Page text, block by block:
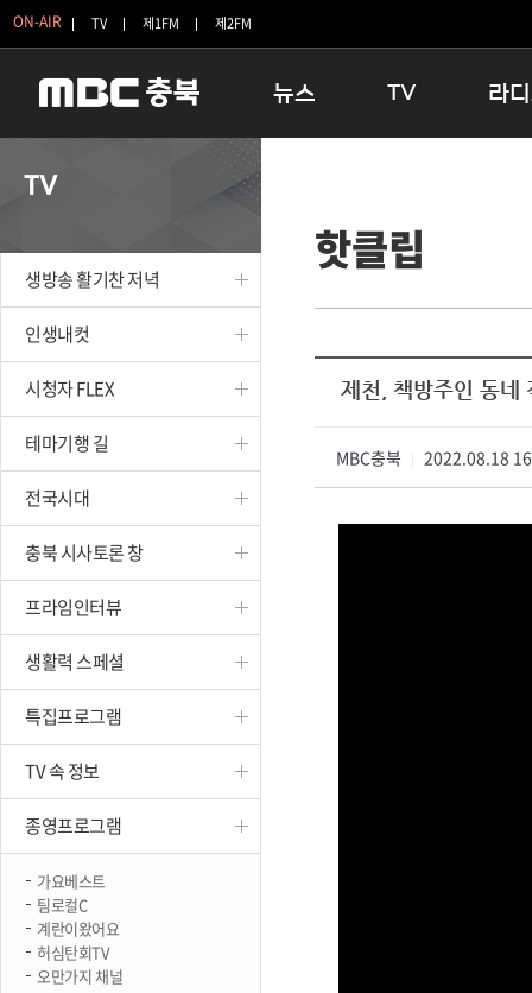
ON-AIR TV 제1FM 제2FM
뉴스
보은
옥천
TV
인생내컷
테마기행 길
시청자 FLEX
특집프로그램
종영프로그램
라
TV
생방송 활기찬 저녁
인생내컷
시청자 FLEX
테마기행 길
전국시대
충북 시사토론 창
프라임인터뷰
생활력 스페셜
특집프로그램
TV 속 정보
종영프로그램
가요베스트
팀로컬C
계란이왔어요
허심탄회TV
오만가지 채널
핫클립
제천, 책방주인 동네
MBC충북 2022.08.18